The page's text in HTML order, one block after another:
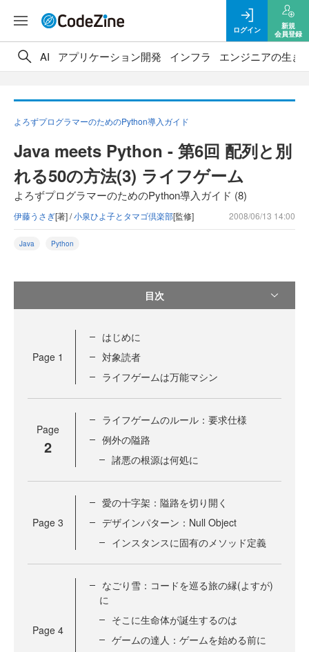
ログイン
新規
会員登録
AI アプリケーション開発 インフラ エンジニアの生き
よろずプログラマーのためのPython導入ガイド
Java meets Python - 第6回 配列と別
れる50の方法(3) ライフゲーム
よろずプログラマーのためのPython導入ガイド (8)
伊藤うさぎ[著] /小泉ひよ子とタマゴ倶楽部[監修] 2008/06/13 14:00
Java Python
目次
Page 1
はじめに
対象読者
ライフゲームは万能マシン
Page
2
ライフゲームのルール：要求仕様
例外の隘路
諸悪の根源は何処に
Page 3
愛の十字架：隘路を切り開く
デザインパターン：Null Object
インスタンスに固有のメソッド定義
Page 4
なごり雪：コードを巡る旅の縁(よすが)
に
そこに生命体が誕生するのは
ゲームの達人：ゲームを始める前に